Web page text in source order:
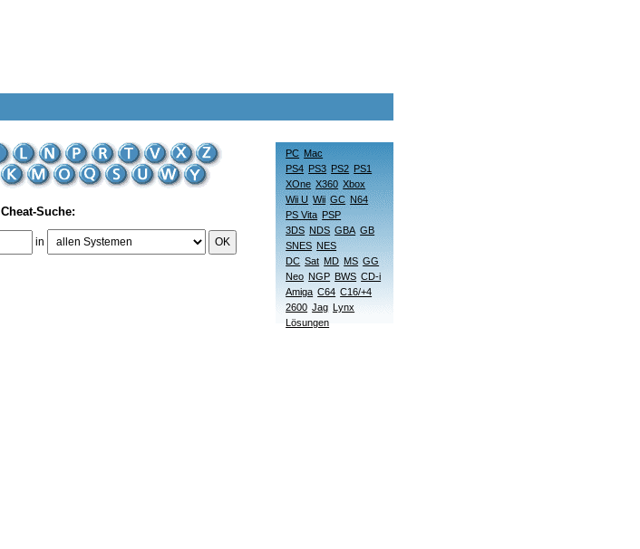
Cheat-Suche:
in OK
PC Mac
PS4 PS3 PS2 PS1
XOne X360 Xbox
Wii U Wii GC N64
PS Vita PSP
3DS NDS GBA GB
SNES NES
DC Sat MD MS GG
Neo NGP BWS CD-i
Amiga C64 C16/+4
2600 Jag Lynx
Lösungen